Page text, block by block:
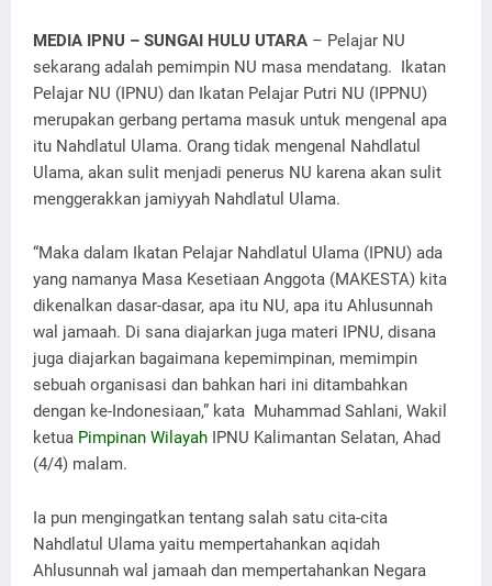
MEDIA IPNU – SUNGAI HULU UTARA – Pelajar NU
sekarang adalah pemimpin NU masa mendatang. Ikatan
Pelajar NU (IPNU) dan Ikatan Pelajar Putri NU (IPPNU)
merupakan gerbang pertama masuk untuk mengenal apa
itu Nahdlatul Ulama. Orang tidak mengenal Nahdlatul
Ulama, akan sulit menjadi penerus NU karena akan sulit
menggerakkan jamiyyah Nahdlatul Ulama.
“Maka dalam Ikatan Pelajar Nahdlatul Ulama (IPNU) ada
yang namanya Masa Kesetiaan Anggota (MAKESTA) kita
dikenalkan dasar-dasar, apa itu NU, apa itu Ahlusunnah
wal jamaah. Di sana diajarkan juga materi IPNU, disana
juga diajarkan bagaimana kepemimpinan, memimpin
sebuah organisasi dan bahkan hari ini ditambahkan
dengan ke-Indonesiaan,” kata Muhammad Sahlani, Wakil
ketua Pimpinan Wilayah IPNU Kalimantan Selatan, Ahad
(4/4) malam.
Ia pun mengingatkan tentang salah satu cita-cita
Nahdlatul Ulama yaitu mempertahankan aqidah
Ahlusunnah wal jamaah dan mempertahankan Negara